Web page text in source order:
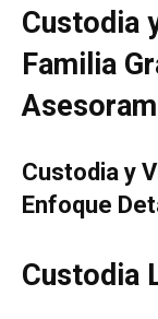
Custodia
Familia
Custodia y
Enfoque
Custodia